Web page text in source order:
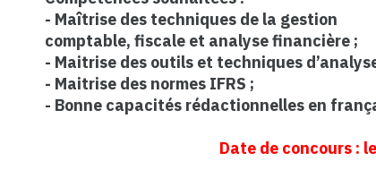
- Maîtrise des techniques de la gestion
comptable, fiscale et analyse financière ;
- Maitrise des outils et techniques
- Maitrise des normes IFRS ;
- Bonne capacités rédactionnelles en
Date de concours :